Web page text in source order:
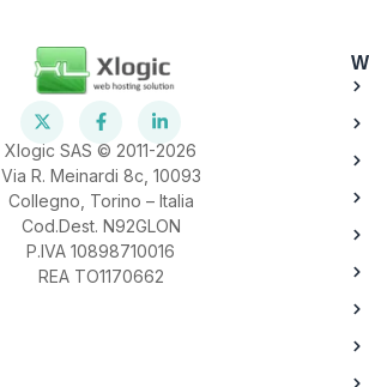
Xlogic SAS © 2011-2026
Via R. Meinardi 8c, 10093
Collegno, Torino – Italia
Cod.Dest. N92GLON
P.IVA 10898710016
REA TO1170662